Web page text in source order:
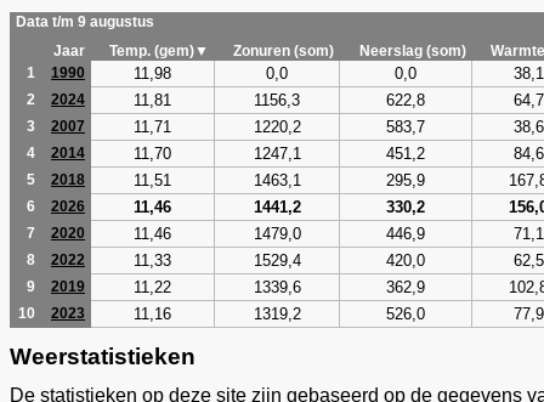
Data t/m 9 augustus
Jaar
Temp. (gem)▼ Zonuren (som) Neerslag (som)
1
1990 11,98 0,0 0,0 38,1
2 2024 11,81 1156,3 622,8 64,7
3 2007 11,71 1220,2 583,7 38,6
4 2014 11,70 1247,1 451,2 84,6
5 2018 11,51 1463,1 295,9
6 2026 11,46 1441,2 330,2
7 2020 11,46 1479,0 446,9 71,1
8 2022 11,33 1529,4 420,0 62,5
9 2019 11,22 1339,6 362,9
10 2023 11,16 1319,2 526,0 77,9
Weerstatistieken
De statistieken op deze site zijn gebaseerd op de gegevens